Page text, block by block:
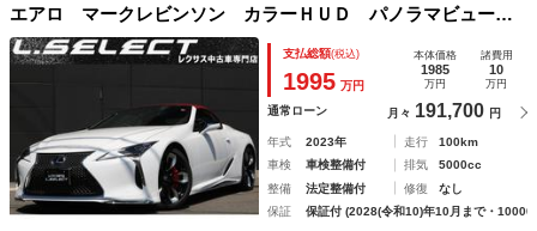
エアロ マークレビンソン カラーＨＵＤ パノラマビュー
トルセンＬＳＤ ＡＴオイルクーラー オレンジキャリパー
寒冷地 セーフティーシステムプラス 赤革エアシート シー
支払総額(税込)
1995 万円
本体価格
1985
万円
諸費用
10
万円
通常ローン 月々 191,700 円
年式 2023年 走行
100km
車検
車検整備付 排気
5000cc
整備
法定整備付 修復
なし
保証
保証付 (2028(令和10)年10月まで・